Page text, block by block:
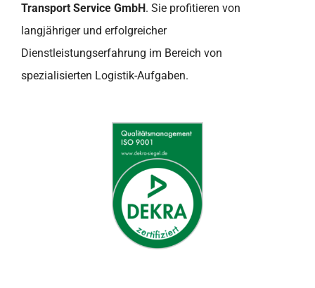
Transport Service GmbH. Sie profitieren von
langjähriger und erfolgreicher
Dienstleistungserfahrung im Bereich von
spezialisierten Logistik-Aufgaben.